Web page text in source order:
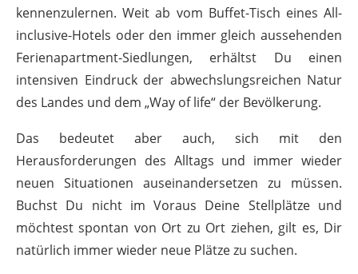
kennenzulernen. Weit ab vom Buffet-Tisch eines All-
inclusive-Hotels oder den immer gleich aussehenden
Ferienapartment-Siedlungen, erhältst Du einen
intensiven Eindruck der abwechslungsreichen Natur
des Landes und dem „Way of life“ der Bevölkerung.
Das bedeutet aber auch, sich mit den
Herausforderungen des Alltags und immer wieder
neuen Situationen auseinandersetzen zu müssen.
Buchst Du nicht im Voraus Deine Stellplätze und
möchtest spontan von Ort zu Ort ziehen, gilt es, Dir
natürlich immer wieder neue Plätze zu suchen.